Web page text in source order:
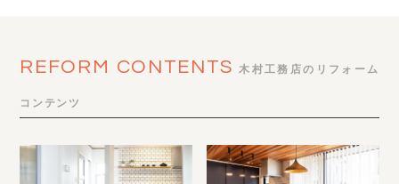
REFORM CONTENTS 木村工務店のリフォーム
コンテンツ